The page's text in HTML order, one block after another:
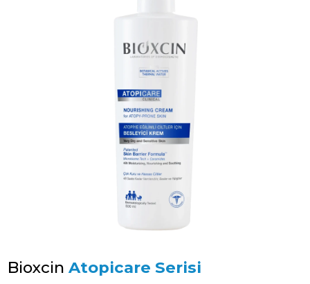
Bioxcin Atopicare Serisi